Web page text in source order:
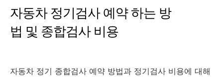
자동차 정기검사 예약 하는 방
법 및 종합검사 비용
자동차 정기 종합검사 예약 방법과 정기검사 비용에 대해